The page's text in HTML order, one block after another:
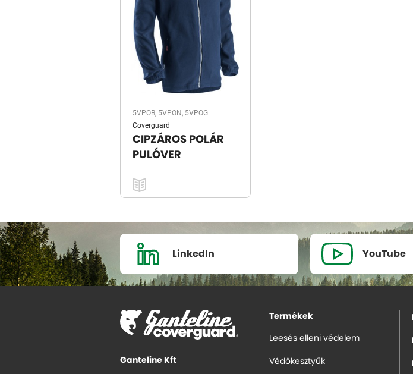
5VPOB, 5VPON, 5VPOG
Coverguard
CIPZÁROS POLÁR
PULÓVER
LinkedIn YouTube
Ganteline Kft
Termékek
Leesés elleni védelem
Védőkesztyűk